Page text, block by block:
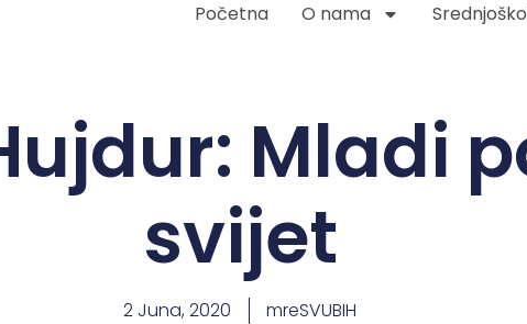
Početna O nama
Mladi
svijet
2 Juna, 2020 mreSVUBIH